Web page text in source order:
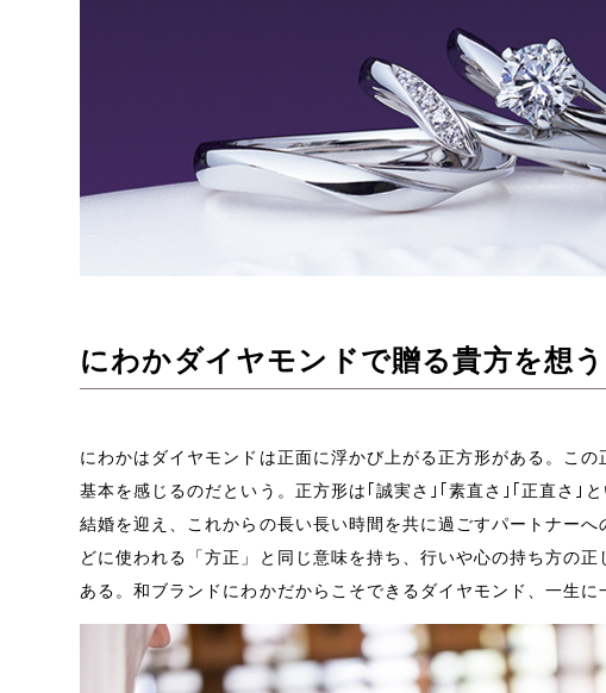
にわかダイヤモンドで贈る貴方を想
にわかはダイヤモンドは正面に浮かび上がる正方形がある。こ
基本を感じるのだという。正方形は｢誠実さ｣｢素直さ｣｢正直さ｣と
結婚を迎え、これからの長い長い時間を共に過ごすパートナー
どに使われる「方正」と同じ意味を持ち、行いや心の持ち方の正
ある。和ブランドにわかだからこそできる ダイヤモンド、一生に